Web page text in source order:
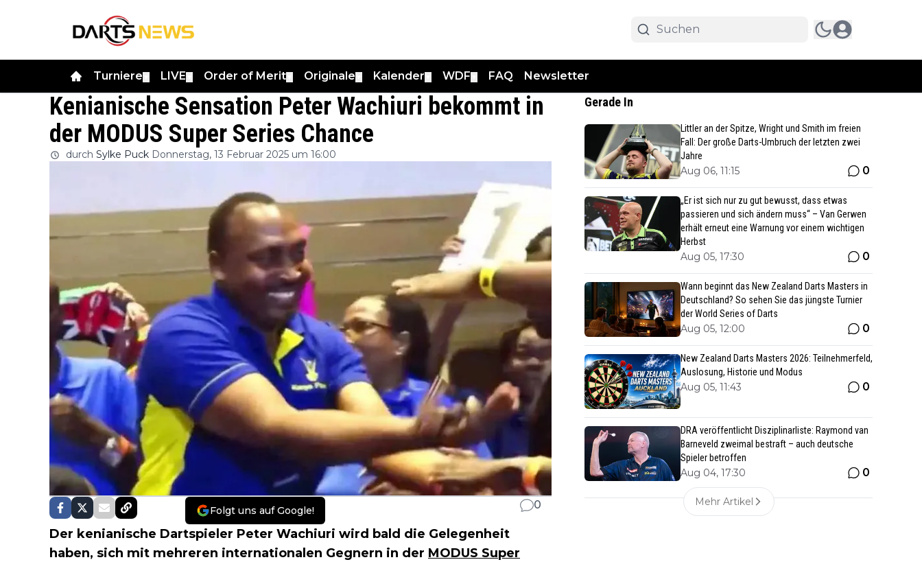
Turniere LIVE Order of Merit Originale Kalender WDF FAQ Newsletter
Kenianische Sensation Peter Wachiuri bekommt in
der MODUS Super Series Chance
durch Sylke Puck Donnerstag, 13 Februar 2025 um 16:00
Folgt uns auf Google! 0
Der kenianische Dartspieler Peter Wachiuri wird bald die Gelegenheit
haben, sich mit mehreren internationalen Gegnern in der MODUS Super
Gerade In
Littler an der Spitze, Wright und Smith im freien
Fall: Der große Darts-Umbruch der letzten zwei
Jahre
Aug 06, 11:15 0
„Er ist sich nur zu gut bewusst, dass etwas
passieren und sich ändern muss“ – Van Gerwen
erhält erneut eine Warnung vor einem wichtigen
Herbst
Aug 05, 17:30 0
Wann beginnt das New Zealand Darts Masters in
Deutschland? So sehen Sie das jüngste Turnier
der World Series of Darts
Aug 05, 12:00 0
New Zealand Darts Masters 2026: Teilnehmerfeld,
Auslosung, Historie und Modus
Aug 05, 11:43 0
DRA veröffentlicht Disziplinarliste: Raymond van
Barneveld zweimal bestraft – auch deutsche
Spieler betroffen
Aug 04, 17:30 0
Mehr Artikel